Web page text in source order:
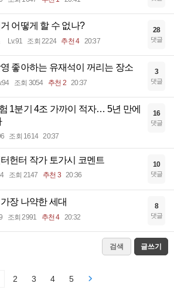
어떻게 할 수 없나?
Lv.91 조회 2224 추천 4 20:37
28
댓글
좋아하는 유재석이 꺼리는 장소
조회 3054 추천 2 20:37
3
댓글
1분기 4조 가까이 적자… 5년 만에
조회 1614 20:37
16
댓글
헌터 작가 토가시 코멘트
조회 2147 추천 3 20:36
10
댓글
장 나약한 세대
조회 2991 추천 4 20:32
8
댓글
검색 글쓰기
2 3 4 5